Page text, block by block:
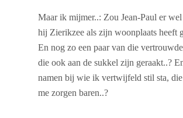
Maar ik mijmer..: Zou Jean-Paul er
hij Zierikzee als zijn woonplaats heeft
En nog zo een paar van die
die ook aan de sukkel zijn geraakt..?
namen bij wie ik vertwijfeld stil sta,
me zorgen baren..?